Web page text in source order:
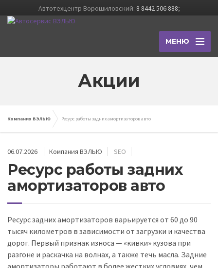
Автотехцентр Ворошиловский: 8 8442 506 888;
МЕНЮ
Акции
Компания ВЭЛЬЮ Ресурс работы задних амортизаторов авто
06.07.2026 Компания ВЭЛЬЮ SEO
Ресурс работы задних
амортизаторов авто
Ресурс задних амортизаторов варьируется от 60 до 90
тысяч километров в зависимости от загрузки и качества
дорог. Первый признак износа — «кивки» кузова при
разгоне и раскачка на волнах, а также течь масла. Задние
амортизаторы работают в более жестких условиях, чем